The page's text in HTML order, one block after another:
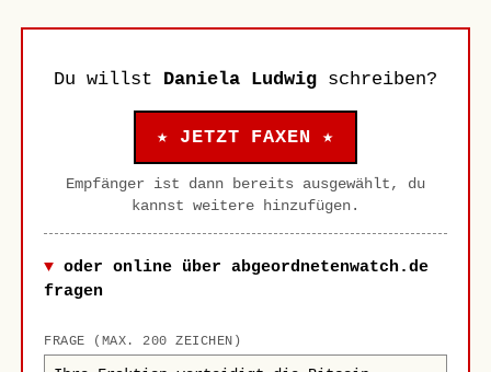
Du willst Daniela Ludwig schreiben?
★ JETZT FAXEN ★
Empfänger ist dann bereits ausgewählt, du
kannst weitere hinzufügen.
oder online über abgeordnetenwatch.de
fragen
FRAGE (MAX. 200 ZEICHEN)